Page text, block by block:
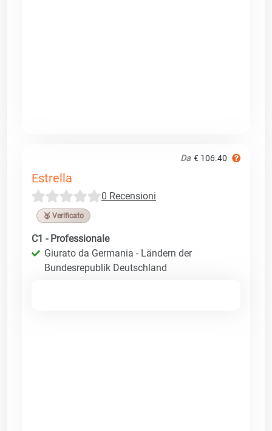
Da € 106.40
Estrella
0 Recensioni
🥉 Verificato
C1 - Professionale
Giurato da Germania - Ländern der
Bundesrepublik Deutschland